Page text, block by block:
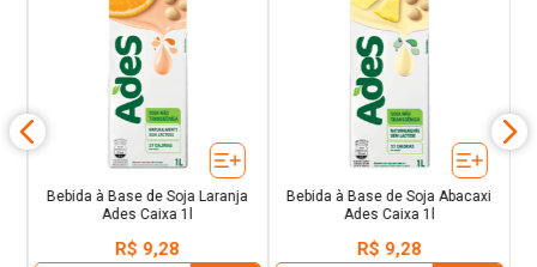
Bebida à Base de Soja Laranja
Ades Caixa 1l
R$ 9,28
Bebida à Base de Soja Abacaxi
Ades Caixa 1l
R$ 9,28